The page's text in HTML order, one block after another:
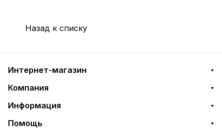
Назад к списку
Интернет-магазин
Компания
Информация
Помощь